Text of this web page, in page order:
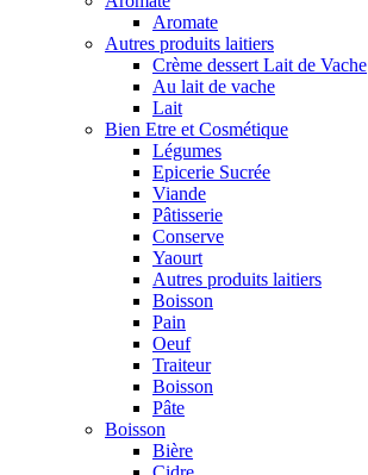
Aromate
Autres produits laitiers
Crème dessert Lait de Vache
Au lait de vache
Lait
Bien Etre et Cosmétique
Légumes
Epicerie Sucrée
Viande
Pâtisserie
Conserve
Yaourt
Autres produits laitiers
Boisson
Pain
Oeuf
Traiteur
Boisson
Pâte
Boisson
Bière